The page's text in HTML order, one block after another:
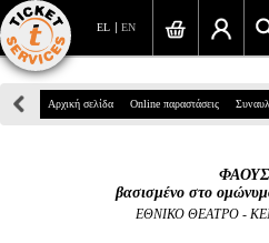
EN
EL
Πανεπιστημίου 39,
Αρχική σελίδα Online παραστάσεις
βασισμένο στο
ΕΘΝΙΚΟ ΘΕΑΤΡΟ-